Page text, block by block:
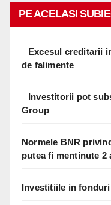
PE ACELASI
Excesul creditarii
de falimente
Investitorii pot
Group
Normele BNR
putea fi mentinute 2
Investitiile in